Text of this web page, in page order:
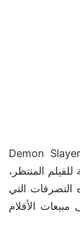
الواقعة أثارت جدلًا واسعًا بين جمهور Demon Slayer
المنتظر،
التي
الأفلام